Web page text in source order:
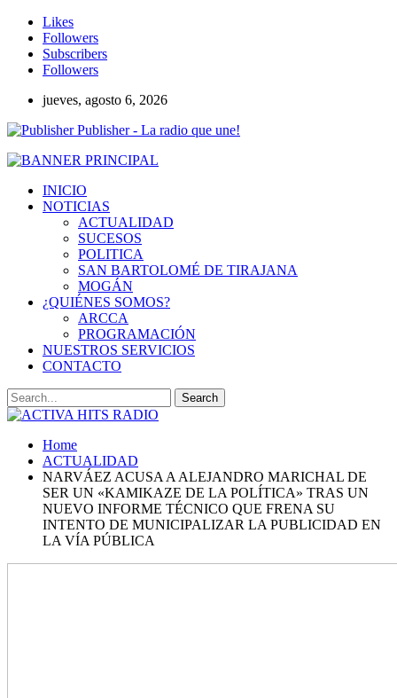
Likes
Followers
Subscribers
Followers
jueves, agosto 6, 2026
Publisher - La radio que une!
INICIO
NOTICIAS
ACTUALIDAD
SUCESOS
POLITICA
SAN BARTOLOMÉ DE TIRAJANA
MOGÁN
¿QUIÉNES SOMOS?
ARCCA
PROGRAMACIÓN
NUESTROS SERVICIOS
CONTACTO
Home
ACTUALIDAD
NARVÁEZ ACUSA A ALEJANDRO MARICHAL DE
SER UN «KAMIKAZE DE LA POLÍTICA» TRAS UN
NUEVO INFORME TÉCNICO QUE FRENA SU
INTENTO DE MUNICIPALIZAR LA PUBLICIDAD EN
LA VÍA PÚBLICA